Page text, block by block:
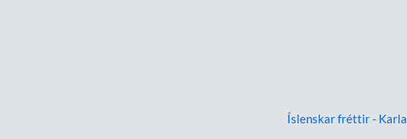
Íslenskar fréttir - Karla